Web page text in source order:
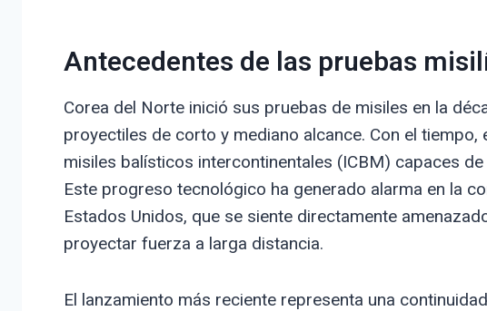
Antecedentes de las pruebas
Corea del Norte inició sus pruebas de misiles en la
proyectiles de corto y mediano alcance. Con el
misiles balísticos intercontinentales (ICBM) capaces
Este progreso tecnológico ha generado alarma en la
Estados Unidos, que se siente directamente
proyectar fuerza a larga distancia.
El lanzamiento más reciente representa una